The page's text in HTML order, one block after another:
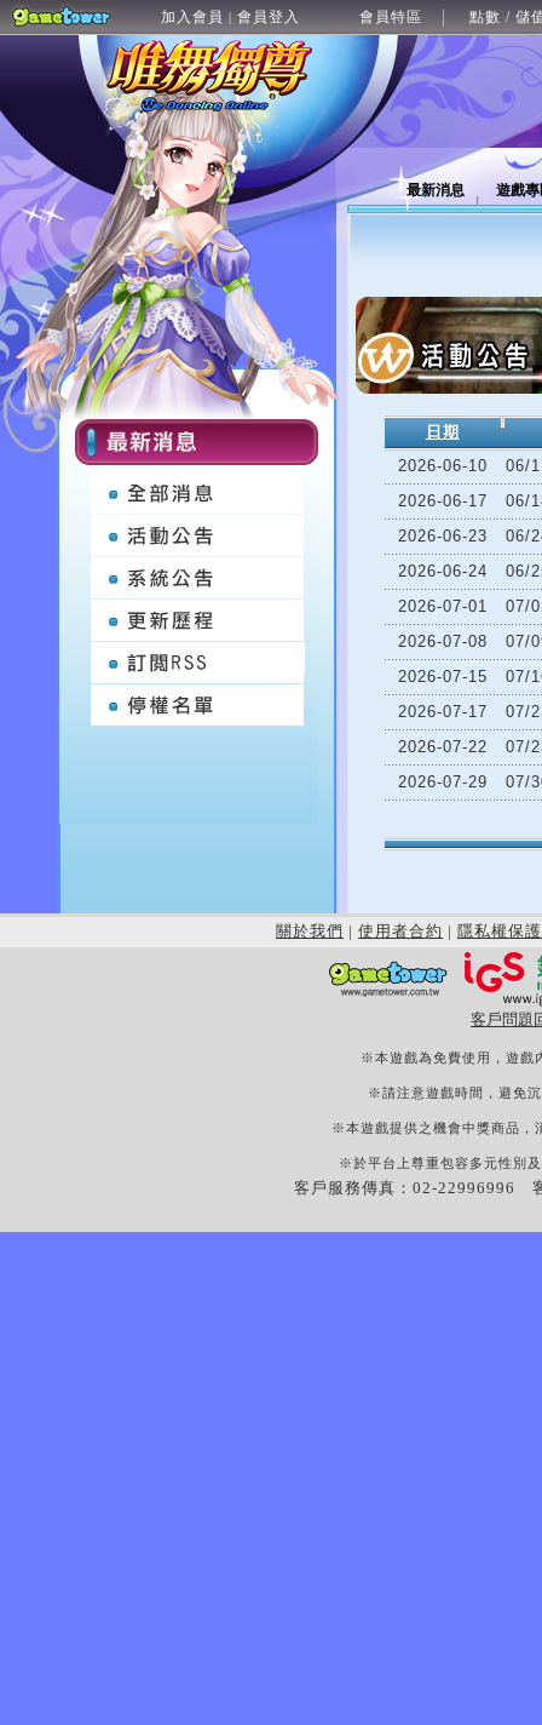
加入會員 | 會員登入 會員特區 點數 / 儲
最新消息 遊戲
日期
2026-06-10
06/
2026-06-17
06/
2026-06-23
06/
2026-06-24
06/
2026-07-01
07/
2026-07-08
07/
2026-07-15
07/
2026-07-17
07/
2026-07-22
07/
2026-07-29
07/
關於我們 | 使用者合約 | 隱私權保護
客戶問題
※本遊戲為免費使用，遊戲
※請注意遊戲時間，避免
※本遊戲提供之機會中獎商品，
※於平台上尊重包容多元性別
客戶服務傳真：02-22996996